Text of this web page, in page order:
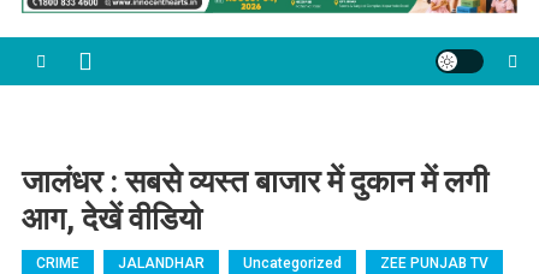
जालंधर : सबसे व्यस्त बाजार में दुकान में लगी
आग, देखें वीडियो
CRIME JALANDHAR Uncategorized ZEE PUNJAB TV